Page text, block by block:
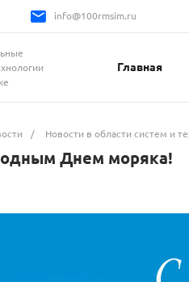
info@100rmsim.ru
Главная
/ Новости в области систем и
Днем моряка!